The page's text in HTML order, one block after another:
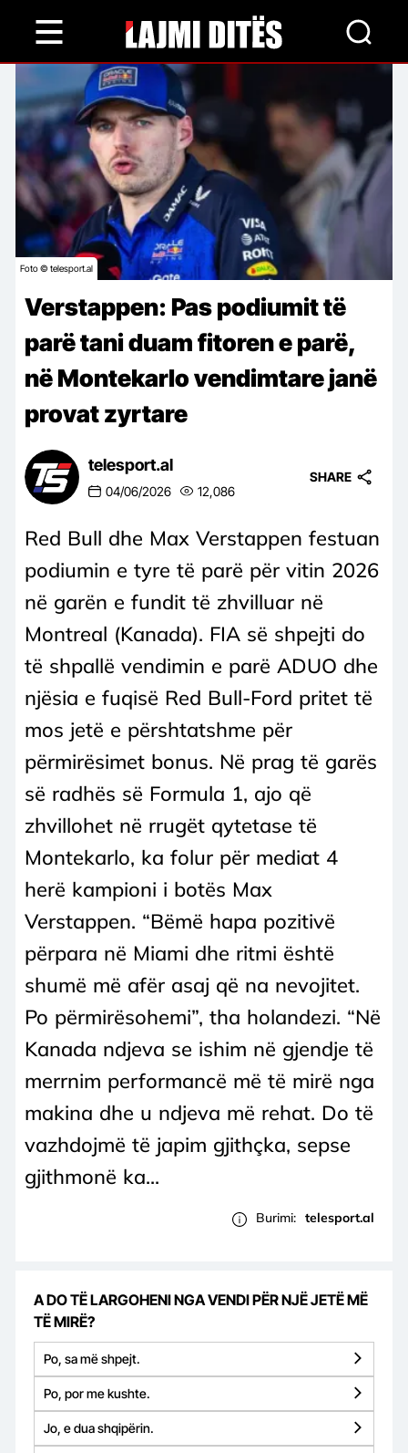
content
Foto © telesport.al
Verstappen: Pas podiumit të
parë tani duam fitoren e parë,
në Montekarlo vendimtare janë
provat zyrtare
telesport.al
04/06/2026 12,086
SHARE
Red Bull dhe Max Verstappen festuan
podiumin e tyre të parë për vitin 2026
në garën e fundit të zhvilluar në
Montreal (Kanada). FIA së shpejti do
të shpallë vendimin e parë ADUO dhe
njësia e fuqisë Red Bull-Ford pritet të
mos jetë e përshtatshme për
përmirësimet bonus. Në prag të garës
së radhës së Formula 1, ajo që
zhvillohet në rrugët qytetase të
Montekarlo, ka folur për mediat 4
herë kampioni i botës Max
Verstappen. “Bëmë hapa pozitivë
përpara në Miami dhe ritmi është
shumë më afër asaj që na nevojitet.
Po përmirësohemi”, tha holandezi. “Në
Kanada ndjeva se ishim në gjendje të
merrnim performancë më të mirë nga
makina dhe u ndjeva më rehat. Do të
vazhdojmë të japim gjithçka, sepse
gjithmonë ka...
Burimi: telesport.al
A DO TË LARGOHENI NGA VENDI PËR NJË JETË MË
TË MIRË?
Po, sa më shpejt.
Po, por me kushte.
Jo, e dua shqipërin.